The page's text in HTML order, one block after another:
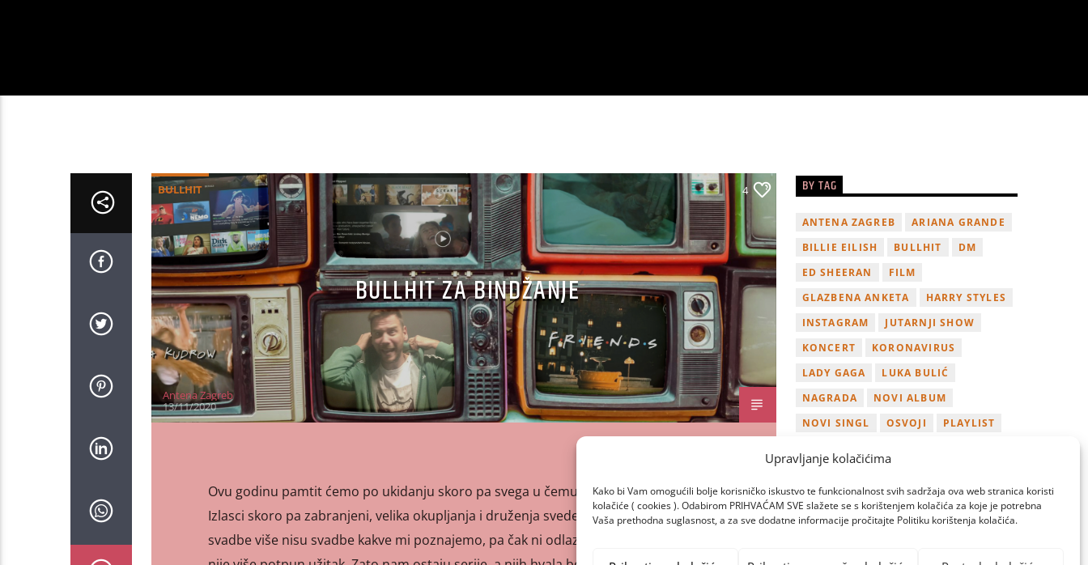
Upravljanje kolačićima
Kako bi Vam omogućili bolje korisničko iskustvo te funkcionalnost svih sadržaja ova web stranica koristi
kolačiće ( cookies ). Odabirom PRIHVAĆAM SVE slažete se s korištenjem kolačića za koje je potrebna
Vaša prethodna suglasnost, a za sve dodatne informacije pročitajte Politiku korištenja kolačića.
BULLHIT 4
BULLHIT ZA BINDŽANJE
Antena Zagreb
13/11/2020
Ovu godinu pamtit ćemo po ukidanju skoro pa svega u čemu smo mogli uživati.
Izlasci skoro pa zabranjeni, velika okupljanja i druženja svedena na minimum,
svadbe više nisu svadbe kakve mi poznajemo, pa čak ni odlazak u kino ili kazalište
BY TAG
ANTENA ZAGREB
ARIANA GRANDE
BILLIE EILISH
BULLHIT
DM
ED SHEERAN
FILM
GLAZBENA ANKETA
HARRY STYLES
INSTAGRAM
JUTARNJI SHOW
KONCERT
KORONAVIRUS
LADY GAGA
LUKA BULIĆ
NAGRADA
NOVI ALBUM
NOVI SINGL
OSVOJI
PLAYLIST
ZAGREB